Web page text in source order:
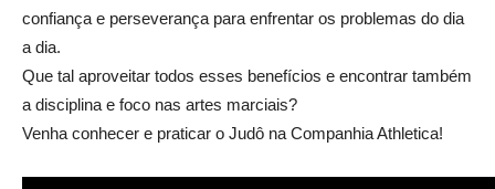
confiança e perseverança para enfrentar os problemas do dia
a dia.
Que tal aproveitar todos esses benefícios e encontrar também
a disciplina e foco nas artes marciais?
Venha conhecer e praticar o Judô na Companhia Athletica!